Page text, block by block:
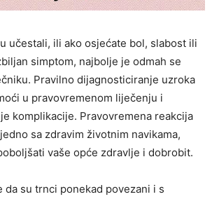
učestali, ili ako osjećate bol, slabost ili
simptom, najbolje je odmah se
Pravilno dijagnosticiranje uzroka
u pravovremenom liječenju i
komplikacije. Pravovremena reakcija
sa zdravim životnim navikama,
vaše opće zdravlje i dobrobit.
da su trnci ponekad povezani i s